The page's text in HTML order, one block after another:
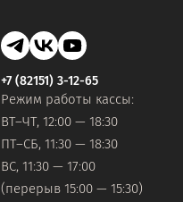
+7 (82151) 3-12-65
Режим работы кассы:
ВТ–ЧТ, 12:00 — 18:30
ПТ–СБ, 11:30 — 18:30
ВС, 11:30 — 17:00
(перерыв 15:00 — 15:30)